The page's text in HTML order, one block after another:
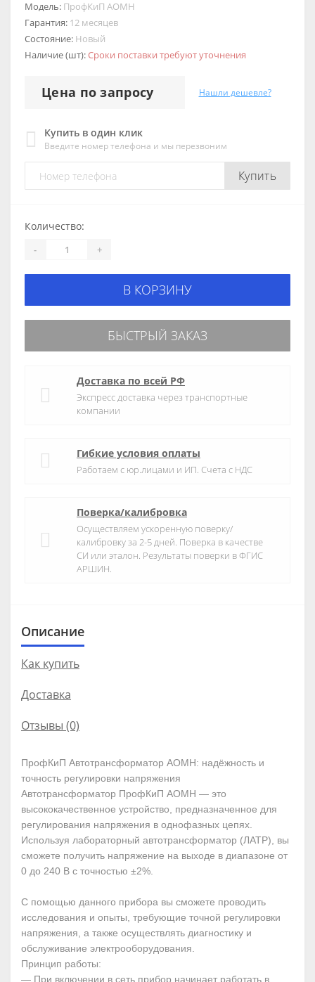
Модель: ПрофКиП АОМН
Гарантия: 12 месяцев
Состояние: Новый
Наличие (шт):Сроки поставки требуют уточнения
Цена по запросу Нашли дешевле?
Купить в один клик
Введите номер телефона и мы перезвоним
Купить
Количество:
- +
В КОРЗИНУ
БЫСТРЫЙ ЗАКАЗ
Доставка по всей РФ
Экспресс доставка через транспортные
компании
Гибкие условия оплаты
Работаем с юр.лицами и ИП. Счета с НДС
Поверка/калибровка
Осуществляем ускоренную поверку/
калибровку за 2-5 дней. Поверка в качестве
СИ или эталон. Результаты поверки в ФГИС
АРШИН.
Описание
Как купить
Доставка
Отзывы (0)
ПрофКиП Автотрансформатор АОМН: надёжность и
точность регулировки напряжения
Автотрансформатор ПрофКиП АОМН — это
высококачественное устройство, предназначенное для
регулирования напряжения в однофазных цепях.
Используя лабораторный автотрансформатор (ЛАТР), вы
сможете получить напряжение на выходе в диапазоне от
0 до 240 В с точностью ±2%.
С помощью данного прибора вы сможете проводить
исследования и опыты, требующие точной регулировки
напряжения, а также осуществлять диагностику и
обслуживание электрооборудования.
Принцип работы:
— При включении в сеть прибор начинает работать в